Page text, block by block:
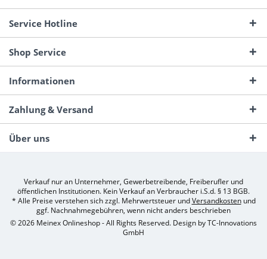
Service Hotline
Shop Service
Informationen
Zahlung & Versand
Über uns
Verkauf nur an Unternehmer, Gewerbetreibende, Freiberufler und
öffentlichen Institutionen. Kein Verkauf an Verbraucher i.S.d. § 13 BGB.
* Alle Preise verstehen sich zzgl. Mehrwertsteuer undVersandkostenund
ggf. Nachnahmegebühren, wenn nicht anders beschrieben
© 2026 Meinex Onlineshop - All Rights Reserved. Design byTC-Innovations
GmbH